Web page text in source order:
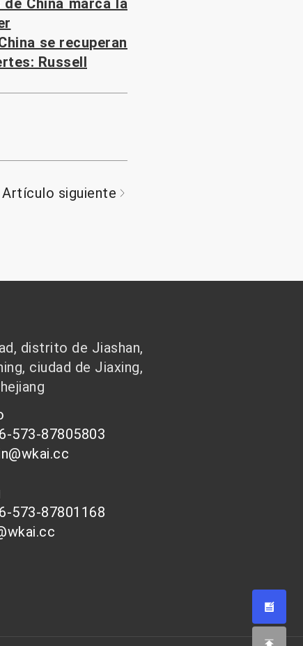
se recuperan
Russell
Artículo siguiente
distrito de Jiashan,
ciudad de Jiaxing,
573-87805803
573-87801168